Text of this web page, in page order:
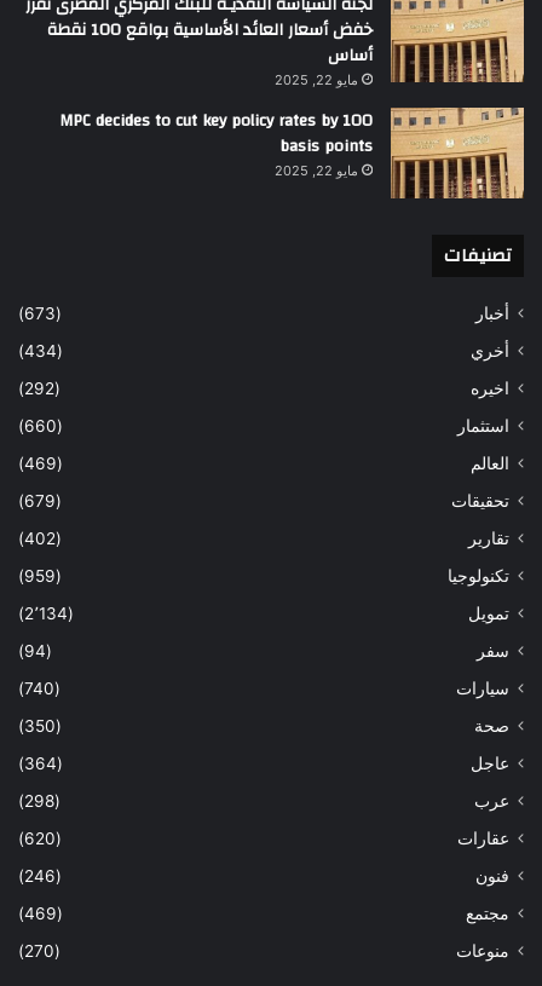
خفض أسعار العائد الأساسية بواقع 100 نقطة
أساس
مايو 22, 2025
MPC decides to cut key policy rates by 100
basis points
مايو 22, 2025
تصنيفات
أخبار
(673)
أخري
(434)
اخيره
(292)
استثمار
(660)
العالم
(469)
تحقيقات
(679)
تقارير
(402)
تكنولوجيا
(959)
تمويل
(2٬134)
سفر
(94)
سيارات
(740)
صحة
(350)
عاجل
(364)
عرب
(298)
عقارات
(620)
فنون
(246)
مجتمع
(469)
منوعات
(270)